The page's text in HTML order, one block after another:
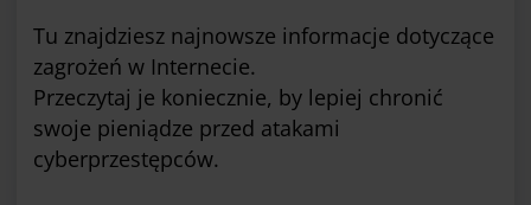
Tu znajdziesz najnowsze informacje dotyczące
zagrożeń w Internecie.
Przeczytaj je koniecznie, by lepiej chronić
swoje pieniądze przed atakami
cyberprzestępców.